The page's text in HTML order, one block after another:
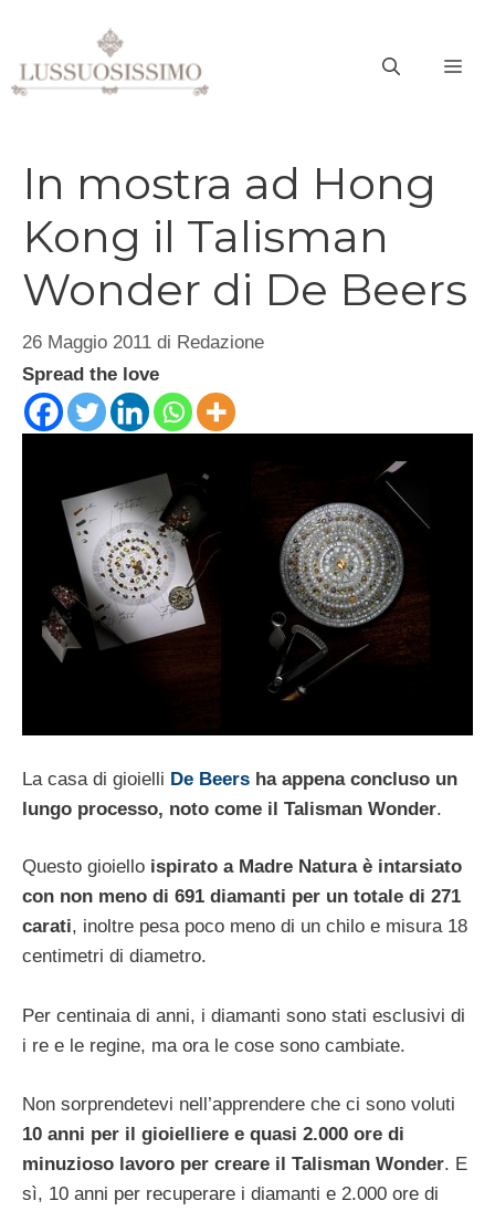
contenuto
In mostra ad Hong
Kong il Talisman
Wonder di De Beers
26 Maggio 2011 di Redazione
Spread the love
La casa di gioielli De Beers ha appena concluso un
lungo processo, noto come il Talisman Wonder.
Questo gioiello ispirato a Madre Natura è intarsiato
con non meno di 691 diamanti per un totale di 271
carati, inoltre pesa poco meno di un chilo e misura 18
centimetri di diametro.
Per centinaia di anni, i diamanti sono stati esclusivi di
i re e le regine, ma ora le cose sono cambiate.
Non sorprendetevi nell’apprendere che ci sono voluti
10 anni per il gioielliere e quasi 2.000 ore di
minuzioso lavoro per creare il Talisman Wonder. E
sì, 10 anni per recuperare i diamanti e 2.000 ore di